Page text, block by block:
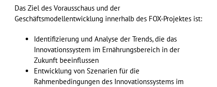
Das Ziel des Vorausschaus und der
Geschäftsmodellentwicklung innerhalb des FOX-Projektes ist:
Identifizierung und Analyse der Trends, die das
Innovationssystem im Ernährungsbereich in der
Zukunft beeinflussen
Entwicklung von Szenarien für die
Rahmenbedingungen des Innovationssystems im